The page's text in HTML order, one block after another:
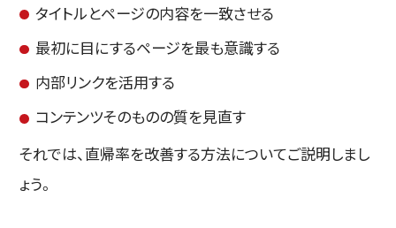
タイトルとページの内容を一致させる
最初に目にするページを最も意識する
内部リンクを活用する
コンテンツそのものの質を見直す
それでは、直帰率を改善する方法についてご説明しまし
ょう。